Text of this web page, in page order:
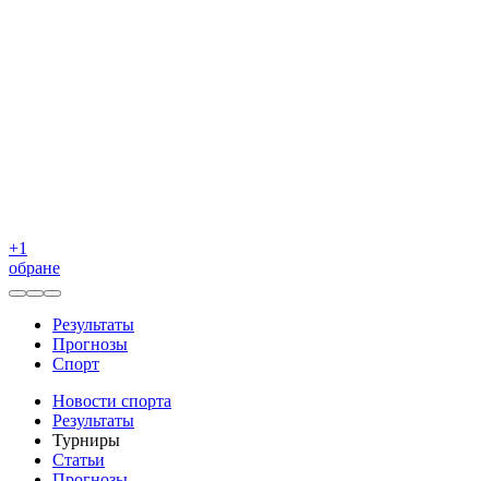
+1
обране
Результаты
Прогнозы
Спорт
Новости спорта
Результаты
Турниры
Статьи